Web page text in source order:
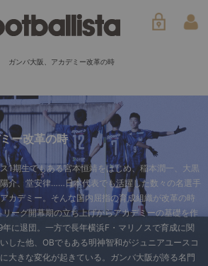
ガンバ大阪、アカデミー改革の時
ー改革の時
1期生でもある宮本恒靖をはじめ、稲本潤一、大黒
介、堂安律……日本代表でも活躍した数々の名選手
カデミー。そんな国内屈指の育成組織が改革の時
ーグ開幕期の立ち上げからアカデミーの基礎を作
に退団。一方で長年横浜F・マリノスで育成に関
した他、OBでもある明神智和がジュニアユースコ
大きな変化が起きている。ガンバ大阪が誇る名門